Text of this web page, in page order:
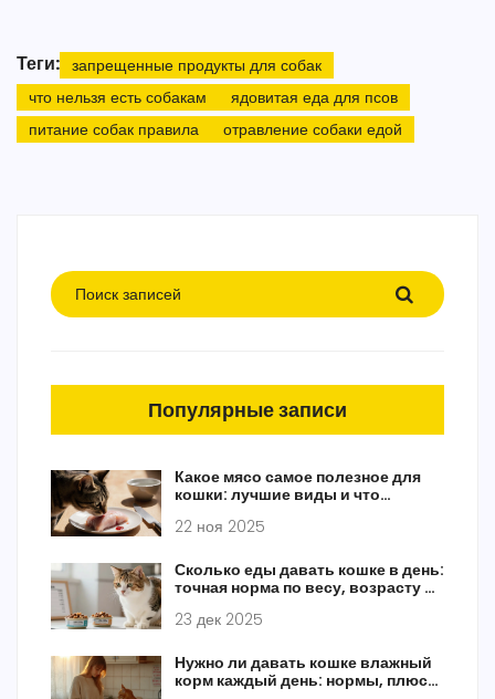
Теги: запрещенные продукты для собак
что нельзя есть собакам
ядовитая еда для псов
питание собак правила
отравление собаки едой
Популярные записи
Какое мясо самое полезное для
кошки: лучшие виды и что
22 ноя 2025
Сколько еды давать кошке в день:
точная норма по весу, возрасту и
23 дек 2025
Нужно ли давать кошке влажный
корм каждый день: нормы, плюсы